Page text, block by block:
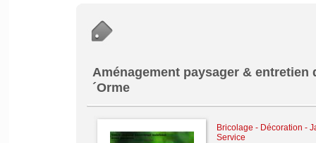
Aménagement paysager & entretien
´Orme
Bricolage - Décoration -
Service